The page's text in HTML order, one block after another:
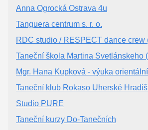
Anna Ogrocká Ostrava 4u
Tanguera centrum s. r. o.
RDC studio / RESPECT dance crew
Taneční škola Martina Svetlánskeho
Mgr. Hana Kupková - výuka
Taneční klub Rokaso Uherské
Studio PURE
Taneční kurzy Do-Tanečních